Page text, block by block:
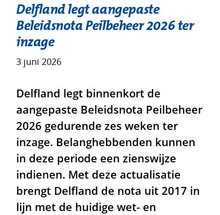
Delfland legt aangepaste
Beleidsnota Peilbeheer 2026 ter
inzage
3 juni 2026
Delfland legt binnenkort de
aangepaste Beleidsnota Peilbeheer
2026 gedurende zes weken ter
inzage. Belanghebbenden kunnen
in deze periode een zienswijze
indienen. Met deze actualisatie
brengt Delfland de nota uit 2017 in
lijn met de huidige wet- en